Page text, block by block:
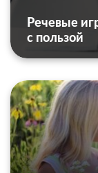
Речевые
с пользой